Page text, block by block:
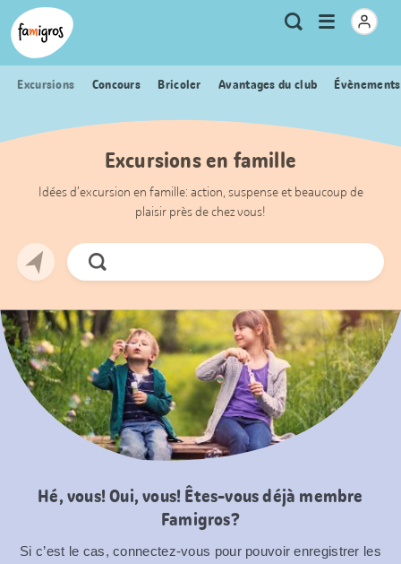
Signets
de
navigation
Header
Logo Métanavigation
RechercheOuvrir
Excursions Concours Bricoler Avantages du club
Excursions en famille
Idées d’excursion en famille: action, suspense et beaucoup de
plaisir près de chez vous!
Chercher
Hé, vous! Oui, vous! Êtes-vous déjà membre
Famigros?
Si c’est le cas, connectez-vous pour pouvoir enregistrer les